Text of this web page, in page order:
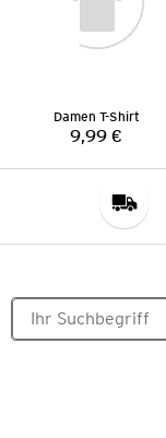
Damen T-Shirt
Preis:
9,99 €